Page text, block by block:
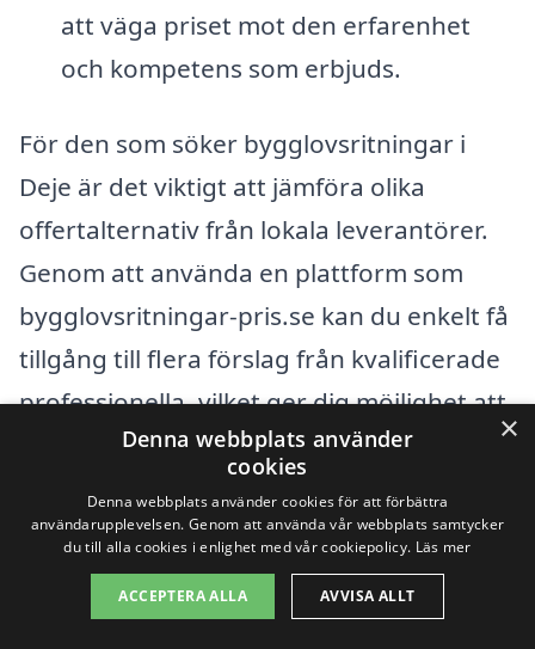
att väga priset mot den erfarenhet
och kompetens som erbjuds.
För den som söker bygglovsritningar i
Deje är det viktigt att jämföra olika
offertalternativ från lokala leverantörer.
Genom att använda en plattform som
bygglovsritningar-pris.se kan du enkelt få
tillgång till flera förslag från kvalificerade
professionella, vilket ger dig möjlighet att
göra en informerad jämförelse. Tänk på
att, även om priset är en viktig faktor, bör
kvaliteten på arbetet och den kundservice
som erbjuds också spela en avgörande
roll i ditt val av firma för
×
Denna webbplats använder
cookies
Denna webbplats använder cookies för att förbättra
användarupplevelsen. Genom att använda vår webbplats samtycker
du till alla cookies i enlighet med vår cookiepolicy. Läs mer
ACCEPTERA ALLA AVVISA ALLT